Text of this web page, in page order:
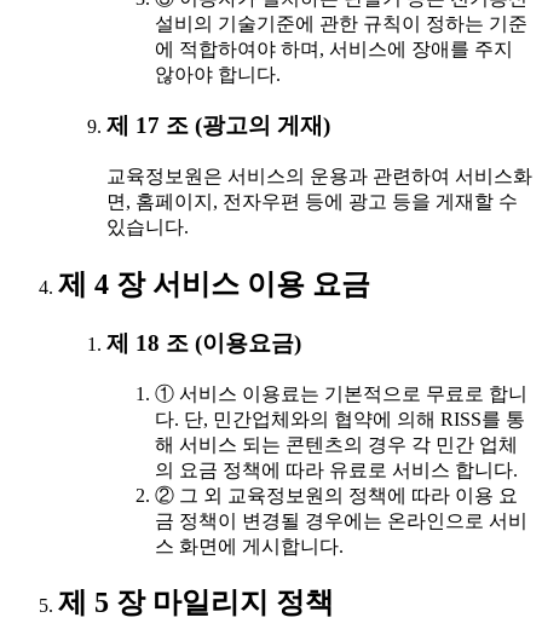
설비의 기술기준에 관한 규칙이 정하는 기준
에 적합하여야 하며, 서비스에 장애를 주지
않아야 합니다.
제 17 조 (광고의 게재)
교육정보원은 서비스의 운용과 관련하여 서비스화
면, 홈페이지, 전자우편 등에 광고 등을 게재할 수
있습니다.
제 4 장 서비스 이용 요금
제 18 조 (이용요금)
① 서비스 이용료는 기본적으로 무료로 합니
다. 단, 민간업체와의 협약에 의해 RISS를 통
해 서비스 되는 콘텐츠의 경우 각 민간 업체
의 요금 정책에 따라 유료로 서비스 합니다.
② 그 외 교육정보원의 정책에 따라 이용 요
금 정책이 변경될 경우에는 온라인으로 서비
스 화면에 게시합니다.
제 5 장 마일리지 정책